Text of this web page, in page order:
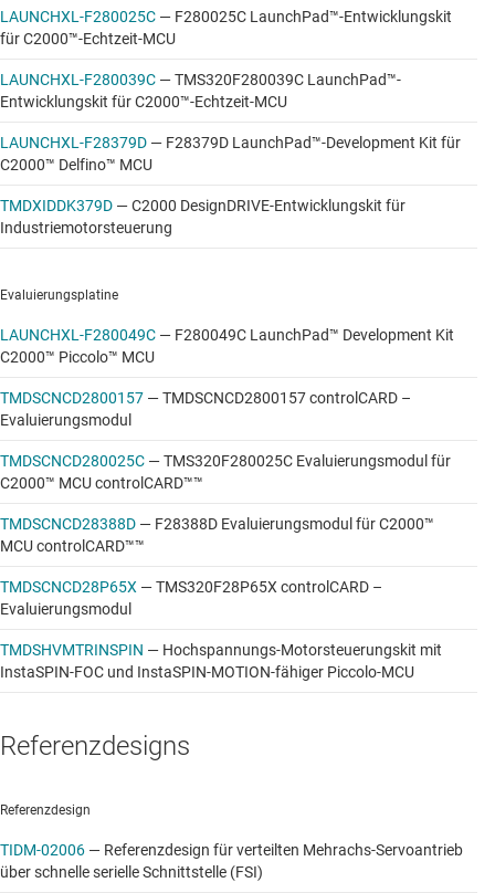
Installation aus derTI Cloud Gallery, Suche nach
„InstaSPIN“
LAUNCHXL-F280025C — F280025C LaunchPad™-Entwicklungskit
für C2000™-Echtzeit-MCU
LAUNCHXL-F280039C —TMS320F280039C LaunchPad™-
Entwicklungskit für C2000™-Echtzeit-MCU
LAUNCHXL-F28379D — F28379D LaunchPad™-Development Kit für
C2000™ Delfino™ MCU
TMDXIDDK379D —C2000 DesignDRIVE-Entwicklungskit für
Industriemotorsteuerung
Evaluierungsplatine
LAUNCHXL-F280049C — F280049C LaunchPad™ Development Kit
C2000™ Piccolo™ MCU
TMDSCNCD2800157 —TMDSCNCD2800157 controlCARD –
Evaluierungsmodul
TMDSCNCD280025C —TMS320F280025C Evaluierungsmodul für
C2000™ MCU controlCARD™™
TMDSCNCD28388D — F28388D Evaluierungsmodul für C2000™
MCU controlCARD™™
TMDSCNCD28P65X —TMS320F28P65X controlCARD –
Evaluierungsmodul
TMDSHVMTRINSPIN — Hochspannungs-Motorsteuerungskit mit
InstaSPIN-FOC und InstaSPIN-MOTION-fähiger Piccolo-MCU
Referenzdesigns
Referenzdesign
TIDM-02006 — Referenzdesign für verteilten Mehrachs-Servoantrieb
über schnelle serielle Schnittstelle (FSI)